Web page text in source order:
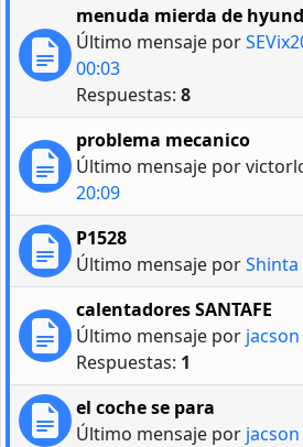
menuda mierda de
Último mensaje por
00:03
Respuestas: 8
problema mecanico
Último mensaje por
20:09
P1528
Último mensaje porShinta
calentadores SANTAFE
Último mensaje por jacson
Respuestas: 1
el coche se para
Último mensaje por jacson